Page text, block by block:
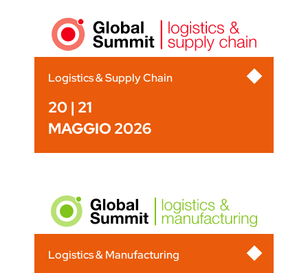
Logistics & Supply Chain
20 | 21
MAGGIO 2026
Logistics & Manufacturing